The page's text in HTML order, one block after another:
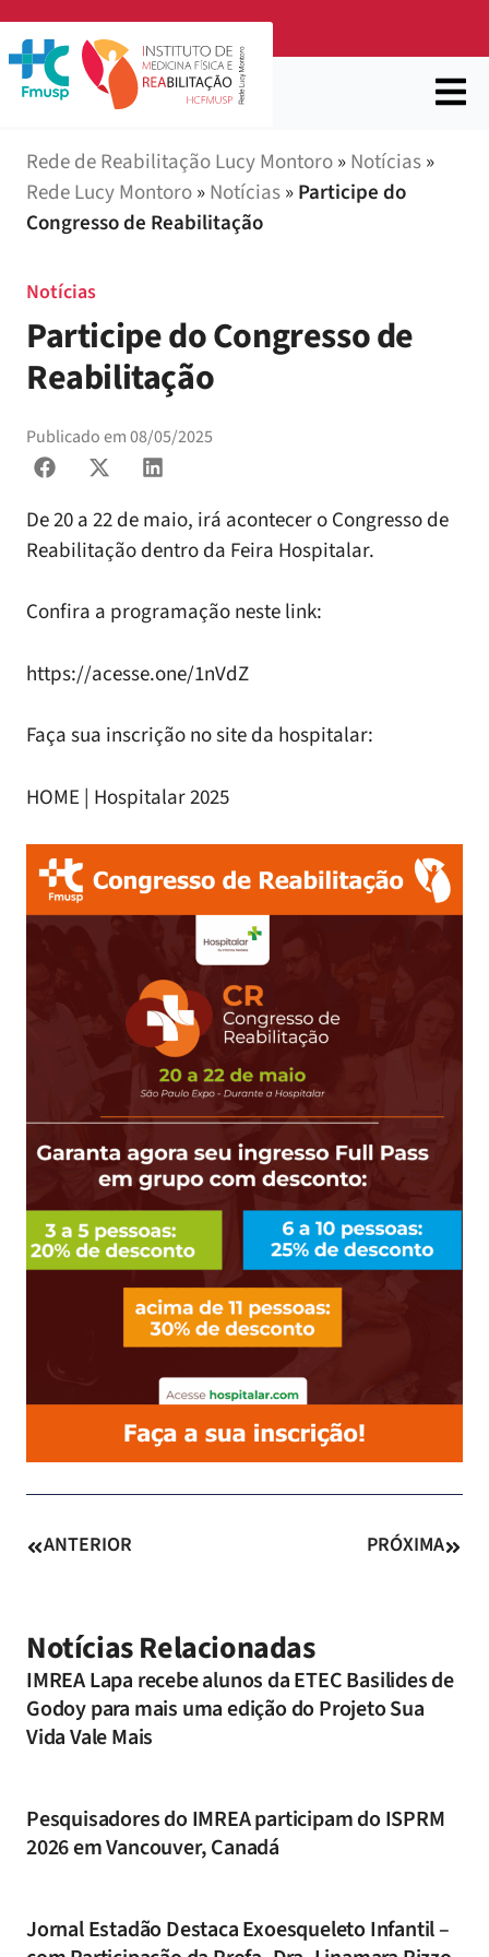
Rede de Reabilitação Lucy Montoro»Notícias»
Rede Lucy Montoro»Notícias»Participe do
Congresso de Reabilitação
Notícias
Participe do Congresso de
Reabilitação
Publicado em08/05/2025
De 20 a 22 de maio, irá acontecer o Congresso de
Reabilitação dentro da Feira Hospitalar.
Confira a programação neste link:
https://acesse.one/1nVdZ
Faça sua inscrição no site da hospitalar:
HOME | Hospitalar 2025
ANTERIOR PRÓXIMA
Notícias Relacionadas
IMREA Lapa recebe alunos da ETEC Basilides de
Godoy para mais uma edição do Projeto Sua
Vida Vale Mais
Pesquisadores do IMREA participam do ISPRM
2026 em Vancouver, Canadá
Jornal Estadão Destaca Exoesqueleto Infantil –